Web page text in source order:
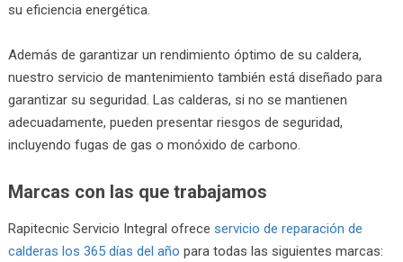
su eficiencia energética.
Además de garantizar un rendimiento óptimo de su caldera,
nuestro servicio de mantenimiento también está diseñado para
garantizar su seguridad. Las calderas, si no se mantienen
adecuadamente, pueden presentar riesgos de seguridad,
incluyendo fugas de gas o monóxido de carbono.
Marcas con las que trabajamos
Rapitecnic Servicio Integral ofrece servicio de reparación de
calderas los 365 días del año para todas las siguientes marcas: